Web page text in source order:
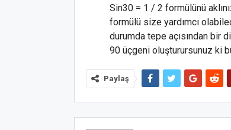
Sin30 = 1 / 2 formülünü
formülü size yardımcı
durumda tepe açısından bir
90 üçgeni oluşturursunuz ki
Paylaş